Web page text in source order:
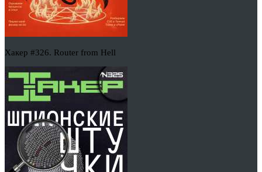
Хакер #326. Router from Hell